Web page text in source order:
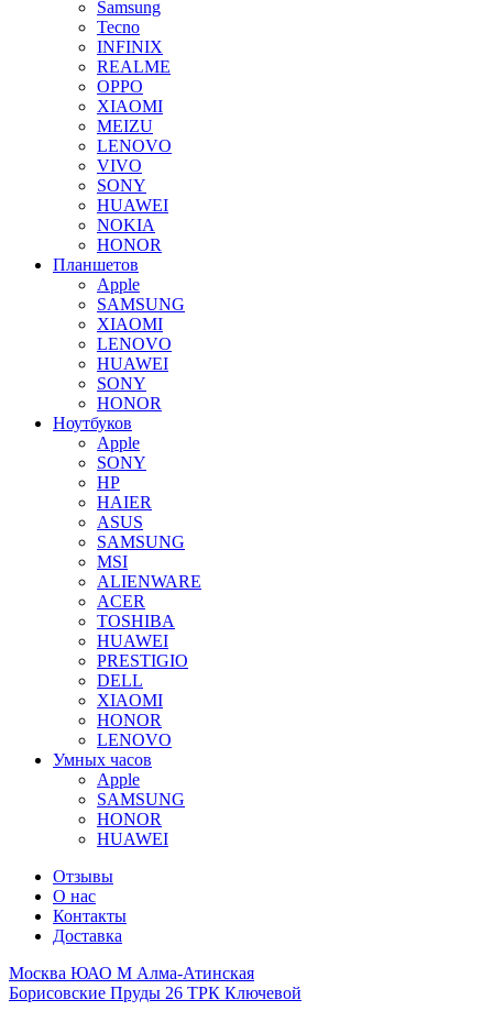
Samsung
Tecno
INFINIX
REALME
OPPO
XIAOMI
MEIZU
LENOVO
VIVO
SONY
HUAWEI
NOKIA
HONOR
Планшетов
Apple
SAMSUNG
XIAOMI
LENOVO
HUAWEI
SONY
HONOR
Ноутбуков
Apple
SONY
HP
HAIER
ASUS
SAMSUNG
MSI
ALIENWARE
ACER
TOSHIBA
HUAWEI
PRESTIGIO
DELL
XIAOMI
HONOR
LENOVO
Умных часов
Apple
SAMSUNG
HONOR
HUAWEI
Отзывы
О нас
Контакты
Доставка
Москва ЮАО М Алма-Атинская
Борисовские Пруды 26 ТРК Ключевой